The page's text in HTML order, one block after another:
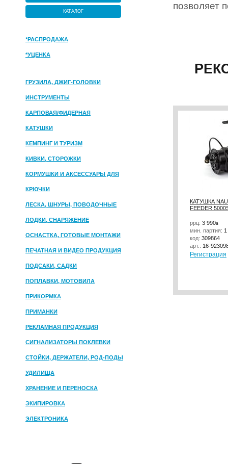
КАТАЛОГ
*РАСПРОДАЖА
*УЦЕНКА
ГРУЗИЛА, ДЖИГ-ГОЛОВКИ
ИНСТРУМЕНТЫ
КАРПОВАЯ/ФИДЕРНАЯ
КАТУШКИ
КЕМПИНГ И ТУРИЗМ
КИВКИ, СТОРОЖКИ
КОРМУШКИ И АКСЕССУАРЫ ДЛЯ
ПРИКОРМКИ
КРЮЧКИ
ЛЕСКА, ШНУРЫ, ПОВОДОЧНЫЕ
МАТЕРИАЛЫ
ЛОДКИ, СНАРЯЖЕНИЕ
ОСНАСТКА, ГОТОВЫЕ МОНТАЖИ
ПЕЧАТНАЯ И ВИДЕО ПРОДУКЦИЯ
ПОДСАКИ, САДКИ
ПОПЛАВКИ, МОТОВИЛА
ПРИКОРМКА
ПРИМАНКИ
РЕКЛАМНАЯ ПРОДУКЦИЯ
СИГНАЛИЗАТОРЫ ПОКЛЕВКИ
СТОЙКИ, ДЕРЖАТЕЛИ, РОД-ПОДЫ
УДИЛИЩА
ХРАНЕНИЕ И ПЕРЕНОСКА
ЭКИПИРОВКА
ЭЛЕКТРОНИКА
позволяет
КАТУШКА
FEEDER
ррц: 3 990a
мин. партия: 1
код: 309864
арт.: 16-
Регистрация